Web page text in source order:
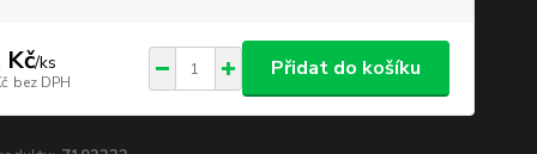
Kč/ks
bez DPH
Přidat do košíku